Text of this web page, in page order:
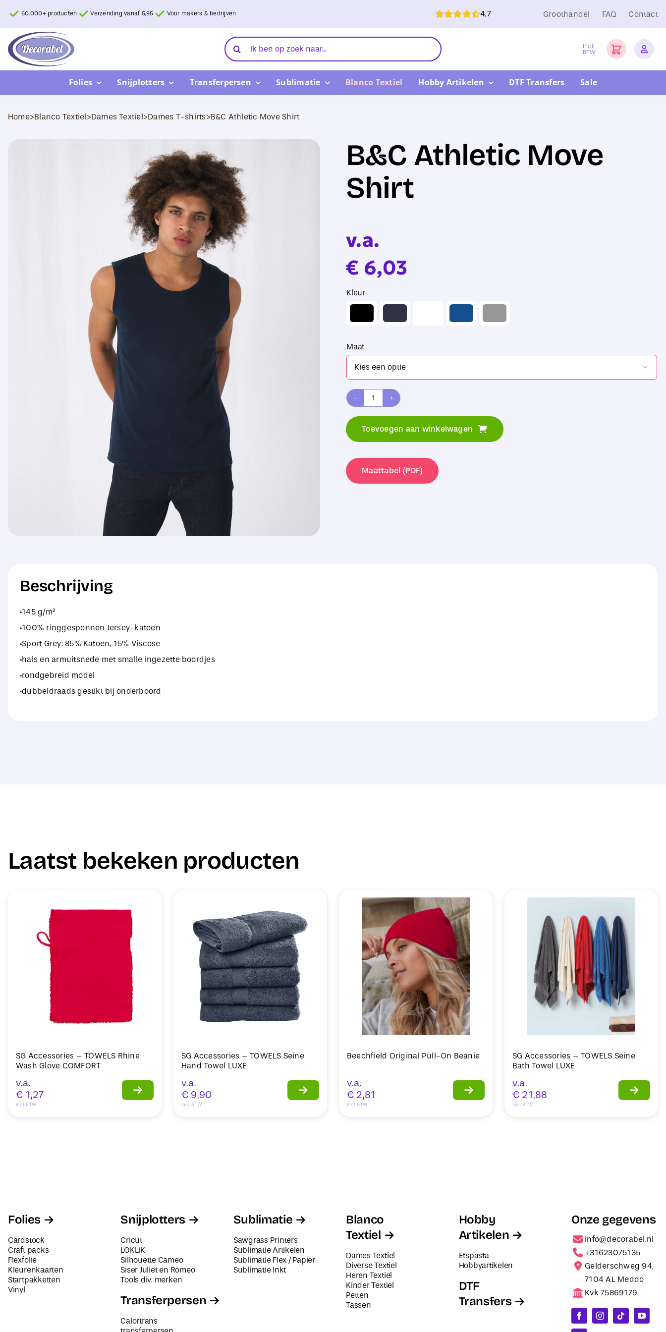
inhoud
60.000+ producten Verzending vanaf 5,95 Voor makers & bedrijven 4,7 Groothandel FAQ Contact
Zoeken
naar:
Incl.
BTW
Folies Snijplotters Transferpersen Sublimatie Blanco Textiel Hobby Artikelen DTF Transfers Sale
Home>Blanco Textiel>Dames Textiel>Dames T-shirts>B&C Athletic Move Shirt
B&C Athletic Move
Shirt
v.a.
€ 6,03
Kleur
Maat

B&C
Move
aantal
Toevoegen aan winkelwagen
Maattabel (PDF)
Beschrijving
·145 g/m²
·100% ringgesponnen Jersey-katoen
·Sport Grey: 85% Katoen, 15% Viscose
·hals en armuitsnede met smalle ingezette boordjes
·rondgebreid model
·dubbeldraads gestikt bij onderboord
Laatst bekeken producten
SG Accessories – TOWELS Rhine
Wash Glove COMFORT
v.a.
€ 1,27
Incl. BTW
SG Accessories – TOWELS Seine
Hand Towel LUXE
v.a.
€ 9,90
Incl. BTW
Beechfield Original Pull-On Beanie
v.a.
€ 2,81
Incl. BTW
SG Accessories – TOWELS Seine
Bath Towel LUXE
v.a.
€ 21,88
Incl. BTW
Folies
Cardstock
Craft packs
Flexfolie
Kleurenkaarten
Startpakketten
Vinyl
Snijplotters
Cricut
LOKLiK
Silhouette Cameo
Siser Juliet en Romeo
Tools div. merken
Transferpersen
Calortrans
Sublimatie
Sawgrass Printers
Sublimatie Artikelen
Sublimatie Flex / Papier
Sublimatie Inkt
Blanco
Textiel
Dames Textiel
Diverse Textiel
Heren Textiel
Kinder Textiel
Petten
Tassen
Hobby
Artikelen
Etspasta
Hobbyartikelen
DTF
Transfers
Onze gegevens
info@decorabel.nl
+31623075135
Gelderschweg 94,
7104 AL Meddo
Kvk 75869179